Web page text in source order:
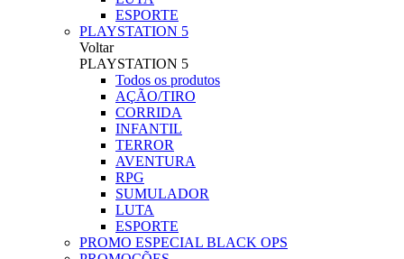
ESPORTE
PLAYSTATION 5
Voltar
PLAYSTATION 5
Todos os produtos
AÇÃO/TIRO
CORRIDA
INFANTIL
TERROR
AVENTURA
RPG
SUMULADOR
LUTA
ESPORTE
PROMO ESPECIAL BLACK OPS